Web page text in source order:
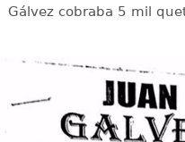
Gálvez cobraba 5 mil